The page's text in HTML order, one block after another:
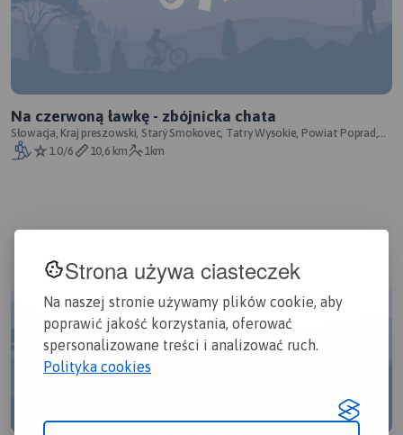
Strona używa ciasteczek
Na naszej stronie używamy plików cookie, aby
poprawić jakość korzystania, oferować
spersonalizowane treści i analizować ruch.
Polityka cookies
Na czerwoną ławkę - zbójnicka chata
Słowacja, Kraj preszowski, Starý Smokovec, Tatry Wysokie, Powiat Poprad,
Tatry, Tatrzański Park Naro
1.0/6 10,6 km 1km